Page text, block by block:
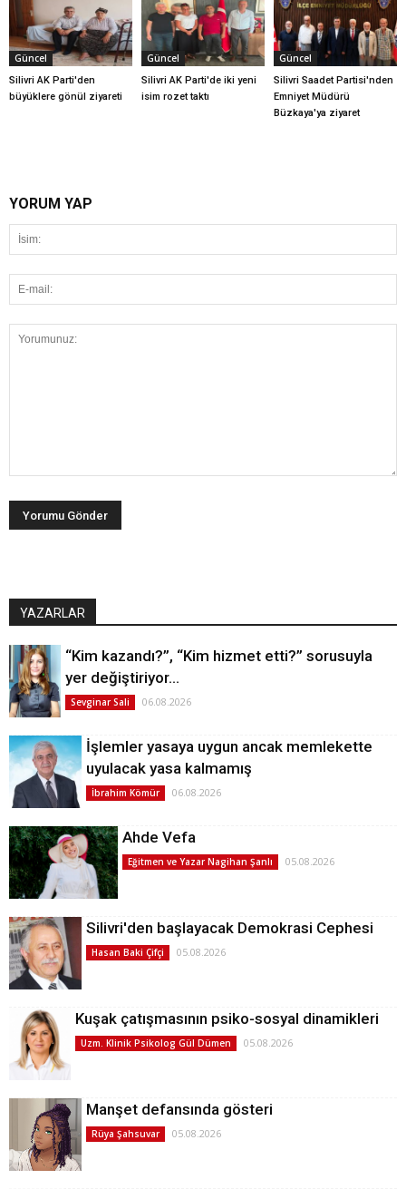
Güncel
Silivri AK Parti'den
büyüklere gönül ziyareti
Güncel
Silivri AK Parti'de iki yeni
isim rozet taktı
Güncel
Silivri Saadet Partisi'nden
Emniyet Müdürü
Büzkaya'ya ziyaret
YORUM YAP
YAZARLAR
“Kim kazandı?”, “Kim hizmet etti?” sorusuyla
yer değiştiriyor…
Sevginar Sali 06.08.2026
İşlemler yasaya uygun ancak memlekette
uyulacak yasa kalmamış
İbrahim Kömür 06.08.2026
Ahde Vefa
Eğitmen ve Yazar Nagihan Şanlı 05.08.2026
Silivri'den başlayacak Demokrasi Cephesi
Hasan Baki Çifçi 05.08.2026
Kuşak çatışmasının psiko-sosyal dinamikleri
Uzm. Klinik Psikolog Gül Dümen 05.08.2026
Manşet defansında gösteri
Rüya Şahsuvar 05.08.2026